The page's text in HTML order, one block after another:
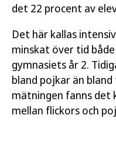
det 22 procent av
Det här kallas
minskat över tid
gymnasiets år 2.
bland pojkar än bland
mätningen fanns det
mellan flickors och